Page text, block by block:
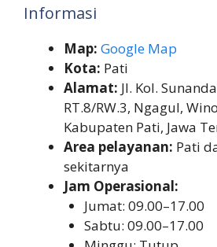
Informasi
Map: Google Map
Kota: Pati
Alamat: Jl. Kol.
RT.8/RW.3, Ngagul,
Kabupaten Pati, Jawa
Area pelayanan: Pati
sekitarnya
Jam Operasional:
Jumat: 09.00–17.00
Sabtu: 09.00–17.00